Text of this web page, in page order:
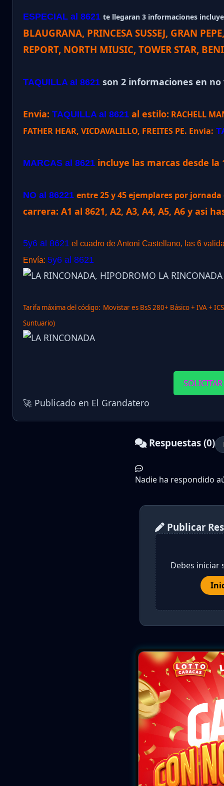
ESPECIAL al 8621 te llegaran 3 informaciones
BLAUGRANA, PRINCESA SUSSEJ, GRAN
REPORT, NORTH MIUSIC, TOWER STAR,
TAQUILLA al 8621 son 2 informaciones en no
Envia: TAQUILLA al 8621 al estilo: RACHELL
FATHER HEAR, VICDAVALILLO, FREITES PE. Envia:
MARCAS al 8621 incluye las marcas desde
NO al 86221 entre 25 y 45 ejemplares por
carrera: A1 al 8621, A2, A3, A4, A5, A6 y asi
5y6 al 8621 el cuadro de Antoni Castellano, las 6
Envía: 5y6 al 8621
Tarifa máxima del código: Movistar es BsS 280+ Básico + IVA +
Suntuario)
🚀 Publicado en El Grandatero
Respuestas (0)
Nadie ha respondido
Publicar
Debes iniciar